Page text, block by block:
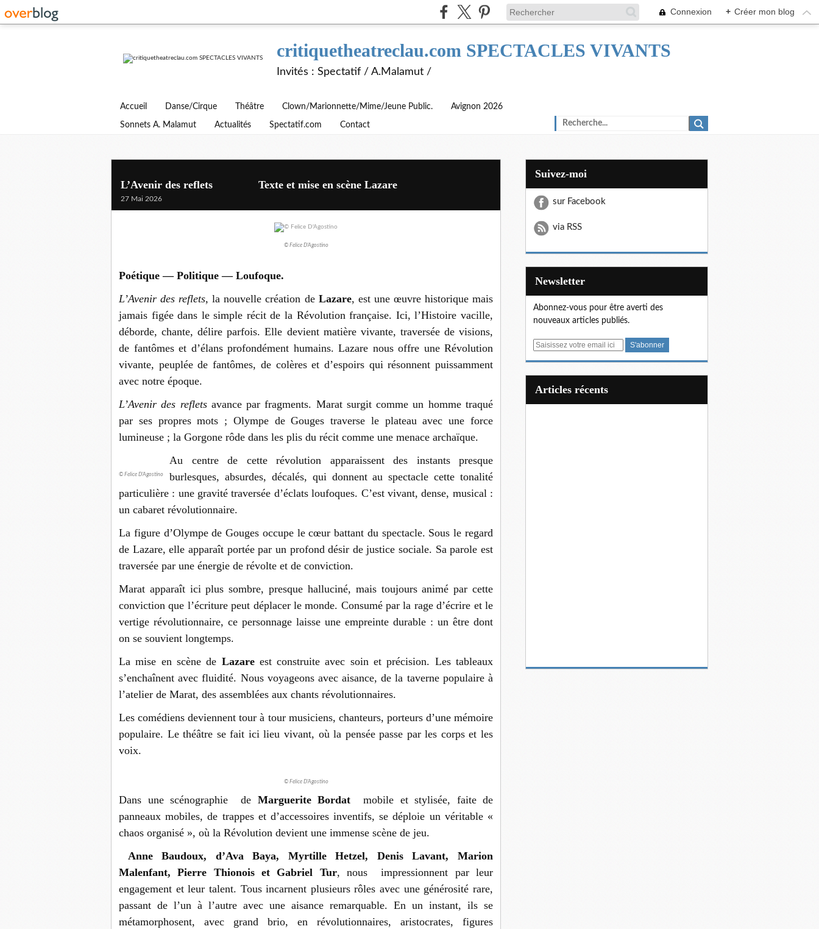
Connexion + Créer mon blog
critiquetheatreclau.com SPECTACLES VIVANTS
Invités : Spectatif / A.Malamut /
Accueil Danse/Cirque Théâtre Clown/Marionnette/Mime/Jeune Public. Avignon 2026
Sonnets A. Malamut Actualités Spectatif.com Contact
L’Avenir des reflets Texte et mise en scène Lazare
27 Mai 2026
© Felice D'Agostino
Poétique — Politique — Loufoque.
L’Avenir des reflets, la nouvelle création deLazare, est une œuvre historique mais
jamais figée dans le simple récit de la Révolution française. Ici, l’Histoire vacille,
déborde, chante, délire parfois. Elle devient matière vivante, traversée de visions,
de fantômes et d’élans profondément humains. Lazare nous offre une Révolution
vivante, peuplée de fantômes, de colères et d’espoirs qui résonnent puissamment
avec notre époque.
L’Avenir des reflets avance par fragments. Marat surgit comme un homme traqué
par ses propres mots ; Olympe de Gouges traverse le plateau avec une force
lumineuse ; la Gorgone rôde dans les plis du récit comme une menace archaïque.
© Felice D'Agostino
Au centre de cette révolution apparaissent des instants presque
burlesques, absurdes, décalés, qui donnent au spectacle cette tonalité
particulière : une gravité traversée d’éclats loufoques. C’est vivant, dense, musical :
un cabaret révolutionnaire.
La figure d’Olympe de Gouges occupe le cœur battant du spectacle. Sous le regard
de Lazare, elle apparaît portée par un profond désir de justice sociale. Sa parole est
traversée par une énergie de révolte et de conviction.
Marat apparaît ici plus sombre, presque halluciné, mais toujours animé par cette
conviction que l’écriture peut déplacer le monde. Consumé par la rage d’écrire et le
vertige révolutionnaire, ce personnage laisse une empreinte durable : un être dont
on se souvient longtemps.
La mise en scène de Lazareest construite avec soin et précision. Les tableaux
s’enchaînent avec fluidité. Nous voyageons avec aisance, de la taverne populaire à
l’atelier de Marat, des assemblées aux chants révolutionnaires.
Les comédiens deviennent tour à tour musiciens, chanteurs, porteurs d’une mémoire
populaire. Le théâtre se fait ici lieu vivant, où la pensée passe par les corps et les
voix.
© Felice D'Agostino
Dans une scénographie de Marguerite Bordat mobile et stylisée, faite de
panneaux mobiles, de trappes et d’accessoires inventifs, se déploie un véritable «
chaos organisé », où la Révolution devient une immense scène de jeu.
Anne Baudoux, d’Ava Baya, Myrtille Hetzel, Denis Lavant, Marion
Malenfant, Pierre Thionois et Gabriel Tur, nous impressionnent par leur
engagement et leur talent. Tous incarnent plusieurs rôles avec une générosité rare,
passant de l’un à l’autre avec une aisance remarquable. En un instant, ils se
métamorphosent, avec grand brio, en révolutionnaires, aristocrates, figures
Suivez-moi
sur Facebook
via RSS
Newsletter
Abonnez-vous pour être averti des
nouveaux articles publiés.
E
articles récents